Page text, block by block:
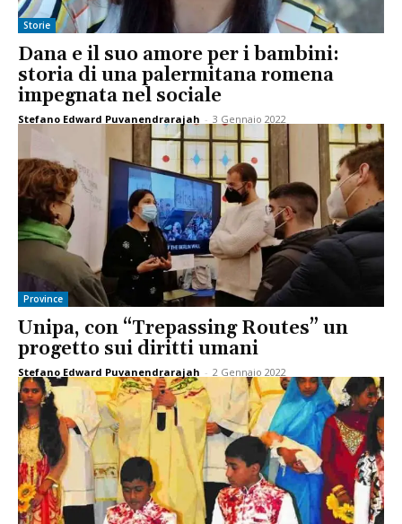
Storie
Dana e il suo amore per i bambini:
storia di una palermitana romena
impegnata nel sociale
Stefano Edward Puvanendrarajah - 3 Gennaio 2022
Province
Unipa, con “Trepassing Routes” un
progetto sui diritti umani
Stefano Edward Puvanendrarajah - 2 Gennaio 2022